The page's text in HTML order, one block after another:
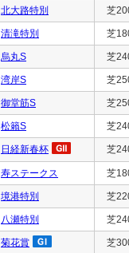
北大路特別 芝
清滝特別 芝
烏丸S 芝
湾岸S 芝
御堂筋S 芝
松籟S 芝
日経新春杯 芝
寿ステークス 芝
境港特別 芝
八瀬特別 芝
菊花賞 芝